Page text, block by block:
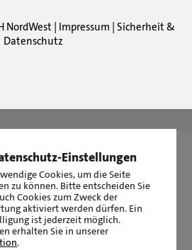
NordWest | Impressum | Sicherheit &
Datenschutz
auf ProvenExpert.com
Einstellungen
Cookies, um die Seite
zu können. Bitte entscheiden Sie
Cookies zum Zweck der
aktiviert werden dürfen. Ein
ist jederzeit möglich.
erhalten Sie in unserer
.